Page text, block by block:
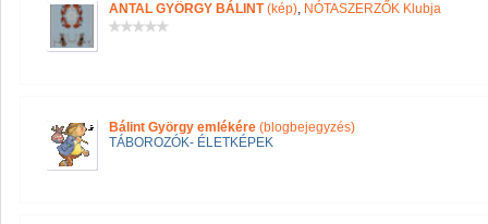
ANTAL GYÖRGY BÁLINT(kép), NÓTASZERZŐK Klubja
Bálint György emlékére (blogbejegyzés)
TÁBOROZÓK- ÉLETKÉPEK